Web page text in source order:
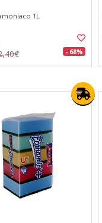
1L
- 68%